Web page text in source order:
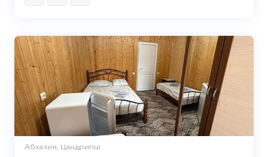
Абхазия, Цандрипш